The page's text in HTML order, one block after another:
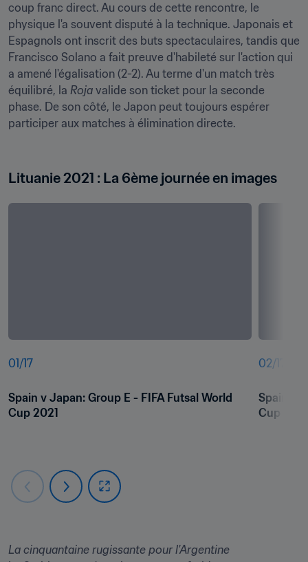
coup franc direct. Au cours de cette rencontre, le
physique l'a souvent disputé à la technique. Japonais et
Espagnols ont inscrit des buts spectaculaires, tandis que
Francisco Solano a fait preuve d'habileté sur l'action qui
a amené l'égalisation (2-2). Au terme d'un match très
équilibré, la Roja valide son ticket pour la seconde
phase. De son côté, le Japon peut toujours espérer
participer aux matches à élimination directe.
Lituanie 2021 : La 6ème journée en images
01 /17
Spain v Japan: Group E - FIFA Futsal World
Cup 2021
02/17
Spain v
Cup 2021
La cinquantaine rugissante pour l'Argentine